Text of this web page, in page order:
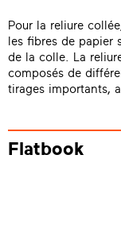
Pour la reliure
les fibres de papier
de la colle. La
composés de
tirages importants,
Flatbook